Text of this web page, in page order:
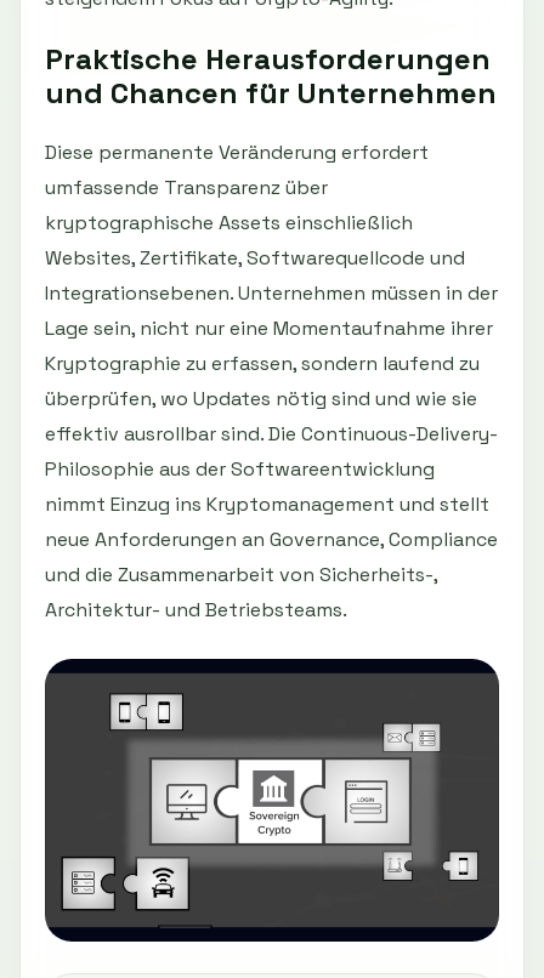
Praktische Herausforderungen
und Chancen für Unternehmen
Diese permanente Veränderung erfordert
umfassende Transparenz über
kryptographische Assets einschließlich
Websites, Zertifikate, Softwarequellcode und
Integrationsebenen. Unternehmen müssen in der
Lage sein, nicht nur eine Momentaufnahme ihrer
Kryptographie zu erfassen, sondern laufend zu
überprüfen, wo Updates nötig sind und wie sie
effektiv ausrollbar sind. Die Continuous-Delivery-
Philosophie aus der Softwareentwicklung
nimmt Einzug ins Kryptomanagement und stellt
neue Anforderungen an Governance, Compliance
und die Zusammenarbeit von Sicherheits-,
Architektur- und Betriebsteams.